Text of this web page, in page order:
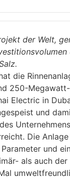
der Welt,
die
250-Megawatt-
Electric in
und
Die
und
als auch der